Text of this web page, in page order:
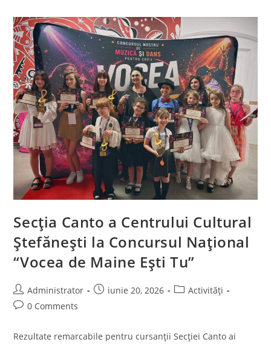
Iei
La
Centrului
Cultural
Ștefănești
Secția Canto a Centrului Cultural
Ștefănești la Concursul Național
“Vocea de Maine Ești Tu”
Post
author:
Administrator
Postiunie 20, 2026
PostActivități
Post0 Comments
Rezultate remarcabile pentru cursanții Secției Canto ai